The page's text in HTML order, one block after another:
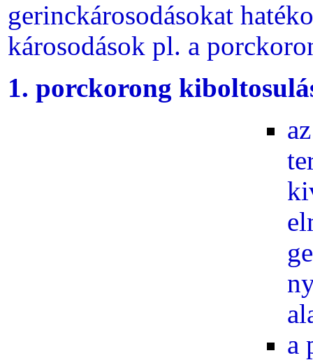
gerinckárosodásokat
károsodások pl. a
1. porckorong
a